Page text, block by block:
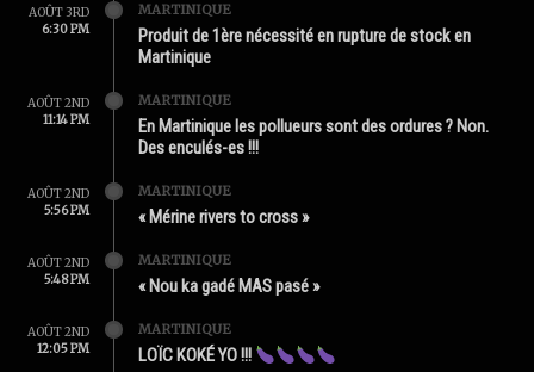
AOÛT 3RD
6:30 PM
MARTINIQUE
Produit de 1ère nécessité en rupture de stock en
Martinique
AOÛT 2ND
11:14 PM
MARTINIQUE
En Martinique les pollueurs sont des ordures ? Non.
Des enculés-es !!!
AOÛT 2ND
5:56 PM
MARTINIQUE
« Mérine rivers to cross »
AOÛT 2ND
5:48 PM
MARTINIQUE
« Nou ka gadé MAS pasé »
AOÛT 2ND
12:05 PM
MARTINIQUE
LOÏC KOKÉ YO !!!